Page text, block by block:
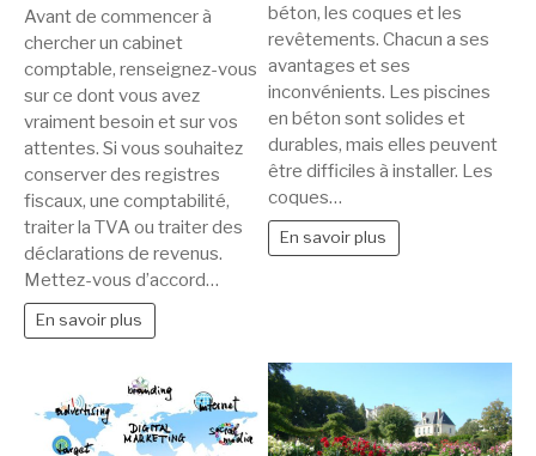
Avant de commencer à
chercher un cabinet
comptable, renseignez-vous
sur ce dont vous avez
vraiment besoin et sur vos
attentes. Si vous souhaitez
conserver des registres
fiscaux, une comptabilité,
traiter la TVA ou traiter des
déclarations de revenus.
Mettez-vous d’accord…
En savoir plus
béton, les coques et les
revêtements. Chacun a ses
avantages et ses
inconvénients. Les piscines
en béton sont solides et
durables, mais elles peuvent
être difficiles à installer. Les
coques…
En savoir plus